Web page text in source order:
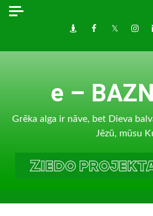
Skip
DraugiemFacebook
Twitter
e –
Grēka alga ir nāve, bet Dieva
Jēzū, mūsu